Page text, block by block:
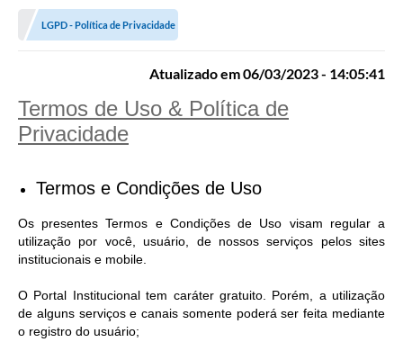
LGPD - Política de Privacidade
Atualizado em 06/03/2023 - 14:05:41
Termos de Uso & Política de
Privacidade
Termos e Condições de Uso
Os presentes Termos e Condições de Uso visam regular a
utilização por você, usuário, de nossos serviços pelos sites
institucionais e mobile.
O Portal Institucional tem caráter gratuito. Porém, a utilização
de alguns serviços e canais somente poderá ser feita mediante
o registro do usuário;